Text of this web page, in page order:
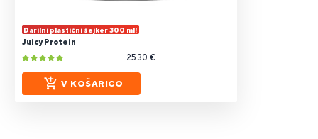
Darilni plastični šejker 300 ml!
Juicy Protein
25.30 €
V KOŠARICO